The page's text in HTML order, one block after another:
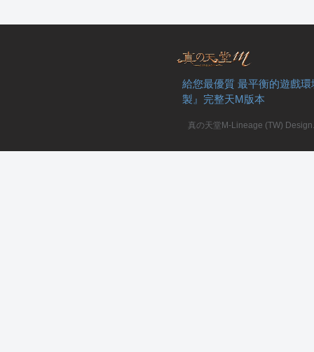
給您最優質 最平衡的遊戲
製』完整天M版本
真の天堂M-Lineage (TW)